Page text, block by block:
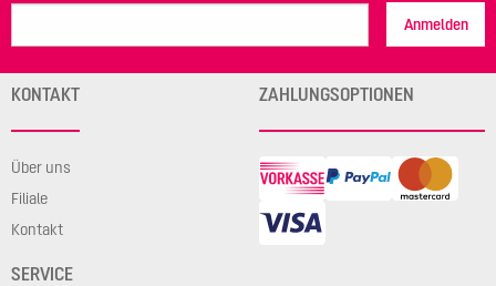
Anmelden
KONTAKT
Über uns
Filiale
Kontakt
SERVICE
ZAHLUNGSOPTIONEN